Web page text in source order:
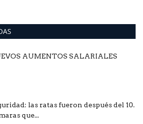
AUMENTOS SALARIALES
las ratas fueron después del 10.
que...